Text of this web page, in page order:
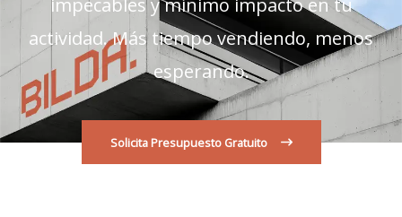
impecables y mínimo impacto en tu
actividad. Más tiempo vendiendo, menos
esperando.
Solicita Presupuesto Gratuito